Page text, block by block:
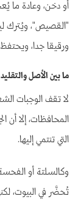
أو دخن، وعادة ما
"القصيص"، ويُترك
ورقيقا جدا،
ما بين الأصل والتقليد
لا تقف الوجبات
المحافظات، إلا أن
التي تنتمي إليها.
وكالسلتة أو
تُحضَّر في البيوت،